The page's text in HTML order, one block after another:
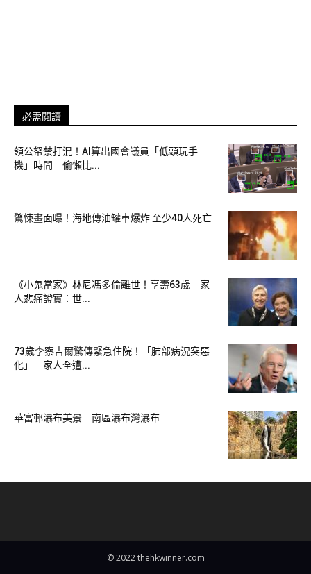
必需閱讀
領公帑禁打混！AI算出國會議員「低頭玩手
機」時間 偷懶比...
驚悚畫面曝！海地傳油罐車爆炸 至少40人死亡
《小鬼當家》林尼馮多倫離世！享壽63歲 家
人悲痛證實：世...
73歲李察吉爾驚傳緊急住院！「肺部病況突惡
化」 家人全遭...
華富邨瀑布美景 南區瀑布灣瀑布
© 2022 thehkwinner.com